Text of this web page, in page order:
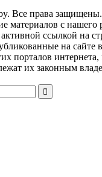
Все права защищены.
материалов с нашего
ссылкой на
на сайте
порталов интернета,
их законным